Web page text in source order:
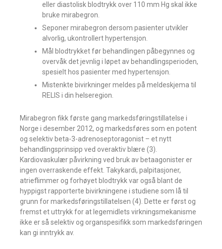
eller diastolisk blodtrykk over 110 mm Hg skal ikke
bruke mirabegron.
Seponer mirabegron dersom pasienter utvikler
alvorlig, ukontrollert hypertensjon.
Mål blodtrykket før behandlingen påbegynnes og
overvåk det jevnlig i løpet av behandlingsperioden,
spesielt hos pasienter med hypertensjon.
Mistenkte bivirkninger meldes på meldeskjema til
RELIS i din helseregion.
Mirabegron fikk første gang markedsføringstillatelse i
Norge i desember 2012, og markedsføres som en potent
og selektiv beta-3-adrenoseptoragonist – et nytt
behandlingsprinsipp ved overaktiv blære (3).
Kardiovaskulær påvirkning ved bruk av betaagonister er
ingen overraskende effekt. Takykardi, palpitasjoner,
atrieflimmer og forhøyet blodtrykk var også blant de
hyppigst rapporterte bivirkningene i studiene som lå til
grunn for markedsføringstillatelsen (4). Dette er først og
fremst et uttrykk for at legemidlets virkningsmekanisme
ikke er så selektiv og organspesifikk som markedsføringen
kan gi inntrykk av.